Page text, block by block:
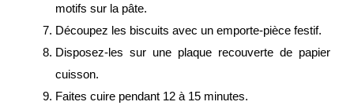
motifs sur la pâte.
Découpez les biscuits avec un emporte-pièce festif.
Disposez-les sur une plaque recouverte de papier
cuisson.
Faites cuire pendant 12 à 15 minutes.